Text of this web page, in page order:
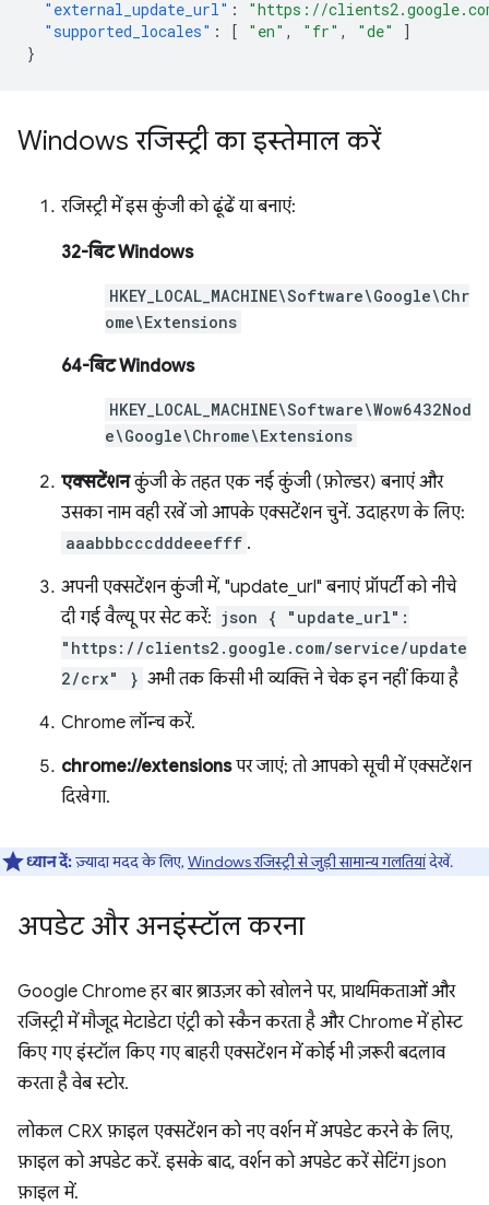
"external_update_url" :
"https://
"supported_locales" : [ "en" , "fr" , "de"
]
}
Windows रजिस्ट्री का इस्तेमाल करें
रजिस्ट्री में इस कुंजी को ढूंढें या बनाएं:
32-बिट Windows
HKEY_LOCAL_MACHINE\Software\Google\Chr
ome\Extensions
64-बिट Windows
HKEY_LOCAL_MACHINE\Software\Wow6432Nod
e\Google\Chrome\Extensions
एक्सटेंशनकुंजी के तहत एक नई कुंजी (फ़ोल्डर) बनाएं और
उसका नाम वही रखें जो आपके एक्सटेंशन चुनें. उदाहरण के लिए:
aaabbbcccdddeeefff .
अपनी एक्सटेंशन कुंजी में, "update_url" बनाएं प्रॉपर्टी को नीचे
दी गई वैल्यू पर सेट करें: json { "update_url":
"https://clients2.google.com/service/update
2/crx" } अभी तक किसी भी व्यक्ति ने चेक इन नहीं किया है
Chrome लॉन्च करें.
chrome://extensionsपर जाएं; तो आपको सूची में एक्सटेंशन
दिखेगा.
ध्यान दें:ज़्यादा मदद के लिए, Windows रजिस्ट्री से जुड़ी सामान्य गलतियांदेखें.
अपडेट और अनइंस्टॉल करना
Google Chrome हर बार ब्राउज़र को खोलने पर, प्राथमिकताओं और
रजिस्ट्री में मौजूद मेटाडेटा एंट्री को स्कैन करता है और Chrome में होस्ट
किए गए इंस्टॉल किए गए बाहरी एक्सटेंशन में कोई भी ज़रूरी बदलाव
करता है वेब स्टोर.
लोकल CRX फ़ाइल एक्सटेंशन को नए वर्शन में अपडेट करने के लिए,
फ़ाइल को अपडेट करें. इसके बाद, वर्शन को अपडेट करें सेटिंग json
फ़ाइल में.